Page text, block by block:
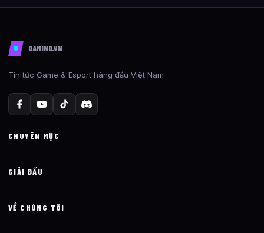
GAMING.VN
Tin tức Game & Esport hàng đầu Việt Nam
CHUYÊN MỤC
GIẢI ĐẤU
VỀ CHÚNG TÔI